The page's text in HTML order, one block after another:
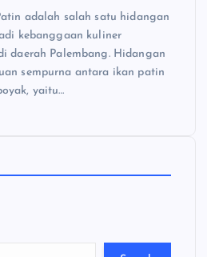
adalah salah satu hidangan
kebanggaan kuliner
daerah Palembang. Hidangan
sempurna antara ikan patin
yaitu…